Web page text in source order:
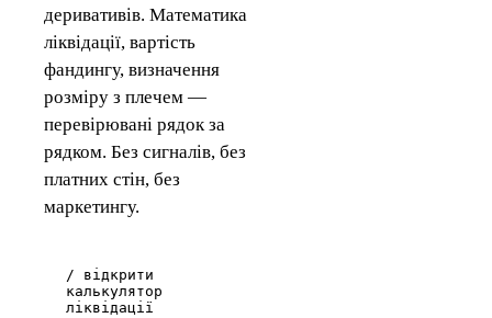
деривативів. Математика
ліквідації, вартість
фандингу, визначення
розміру з плечем —
перевірювані рядок за
рядком. Без сигналів, без
платних стін, без
маркетингу.
/ відкрити
калькулятор
ліквідації